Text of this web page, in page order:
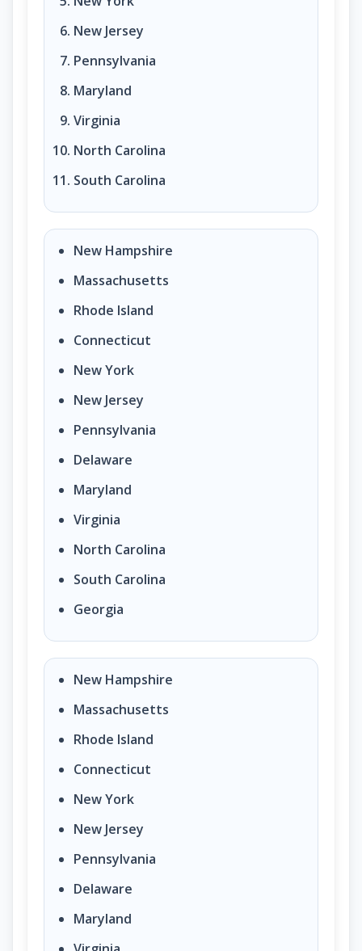
New Jersey
Pennsylvania
Maryland
Virginia
North Carolina
South Carolina
New Hampshire
Massachusetts
Rhode Island
Connecticut
New York
New Jersey
Pennsylvania
Delaware
Maryland
Virginia
North Carolina
South Carolina
Georgia
New Hampshire
Massachusetts
Rhode Island
Connecticut
New York
New Jersey
Pennsylvania
Delaware
Maryland